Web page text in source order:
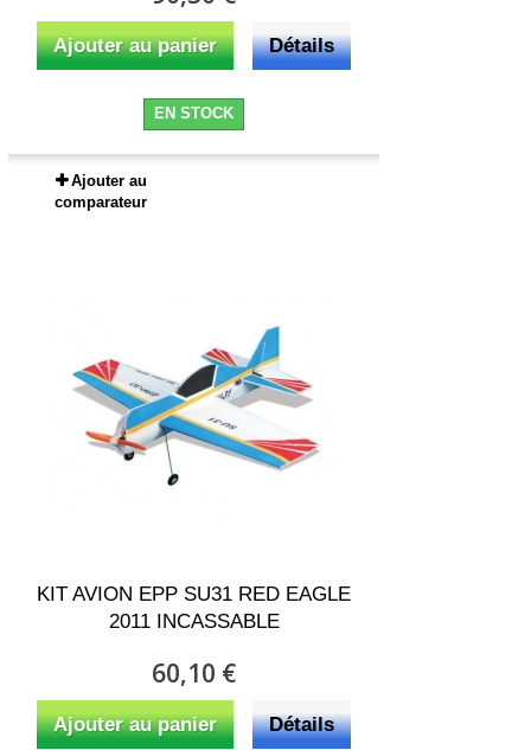
Ajouter au panier Détails
EN STOCK
Ajouter au
comparateur
KIT AVION EPP SU31 RED EAGLE
2011 INCASSABLE
60,10 €
Ajouter au panier Détails